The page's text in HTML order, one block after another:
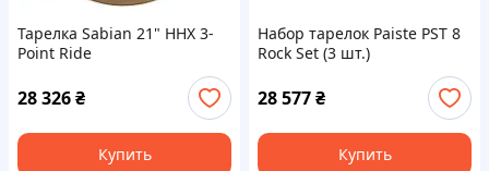
Тарелка Sabian 21" HHX 3-
Point Ride
28 326₴
Купить
Набор тарелок Paiste PST 8
Rock Set (3 шт.)
28 577₴
Купить